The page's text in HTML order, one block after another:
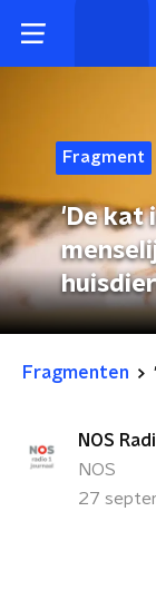
Fragment
'De kat
Fragmenten
NOS
NOS
27